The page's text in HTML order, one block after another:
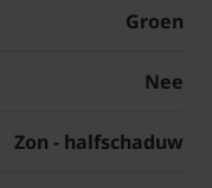
Groen
Nee
Zon - halfschaduw